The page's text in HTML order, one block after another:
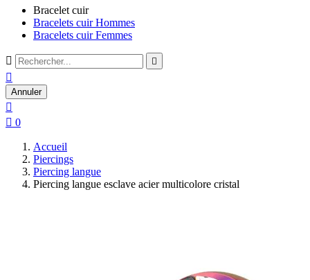
Bracelet cuir
Bracelets cuir Hommes
Bracelets cuir Femmes
 

Annuler

 0
Accueil
Piercings
Piercing langue
Piercing langue esclave acier multicolore cristal